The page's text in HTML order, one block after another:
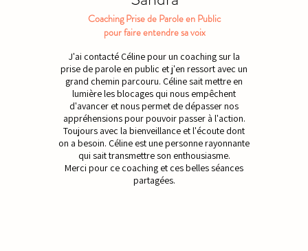
Coaching Prise de Parole en Public
pour faire entendre sa voix
J'ai contacté Céline pour un coaching sur la
prise de parole en public et j'en ressort avec un
grand chemin parcouru. Céline sait mettre en
lumière les blocages qui nous empêchent
d'avancer et nous permet de dépasser nos
appréhensions pour pouvoir passer à l'action.
Toujours avec la bienveillance et l'écoute dont
on a besoin. Céline est une personne rayonnante
qui sait transmettre son enthousiasme.
Merci pour ce coaching et ces belles séances
partagées.